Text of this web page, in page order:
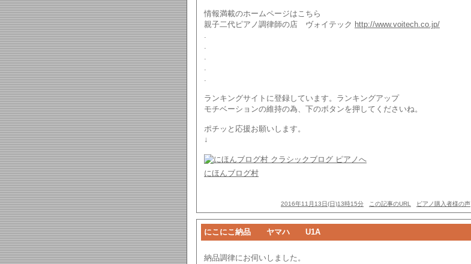
情報満載のホームページはこちら
親子二代ピアノ調律師の店 ヴォイテック http://www.voitech.co.jp/
.
.
.
.
.
ランキングサイトに登録しています。ランキングアップ
モチベーションの維持の為、下のボタンを押してくださいね。
ポチッと応援お願いします。
↓
にほんブログ村
2016年11月13日(日)13時15分 この記事のURL ピアノ購入者様の声
にこにこ納品 ヤマハ U1A
納品調律にお伺いしました。